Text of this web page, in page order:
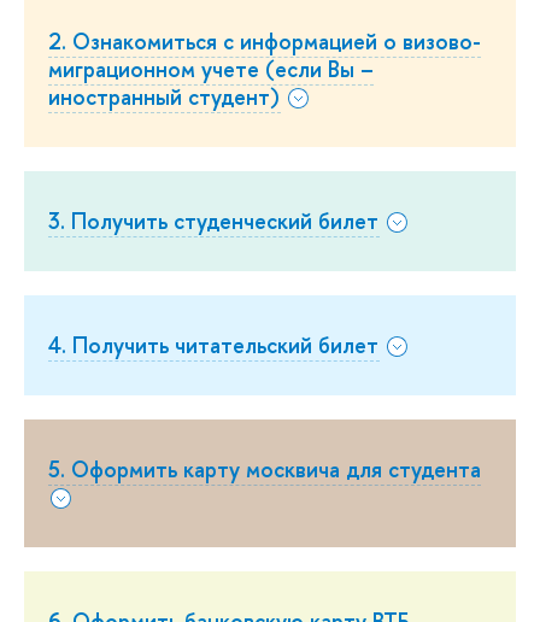
2. Ознакомиться с информацией о визово-
миграционном учете (если Вы –
иностранный студент)
3. Получить студенческий билет
4. Получить читательский билет
5. Оформить карту москвича для студента